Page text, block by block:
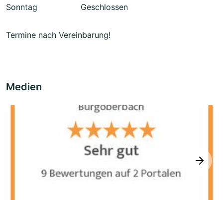
Sonntag
Geschlossen
Termine nach Vereinbarung!
Medien
next